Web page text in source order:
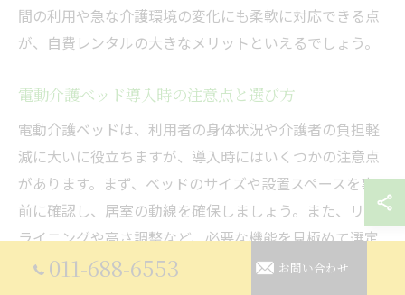
間の利用や急な介護環境の変化にも柔軟に対応できる点
が、自費レンタルの大きなメリットといえるでしょう。
電動介護ベッド導入時の注意点と選び方
電動介護ベッドは、利用者の身体状況や介護者の負担軽
減に大いに役立ちますが、導入時にはいくつかの注意点
があります。まず、ベッドのサイズや設置スペースを事
前に確認し、居室の動線を確保しましょう。また、リク
ライニングや高さ調整など、必要な機能を見極めて選定
することが大切です。
011-688-6553 お問い合わせ